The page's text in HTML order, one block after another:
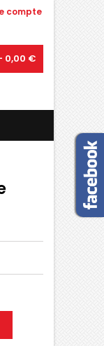
compte
0,00 €